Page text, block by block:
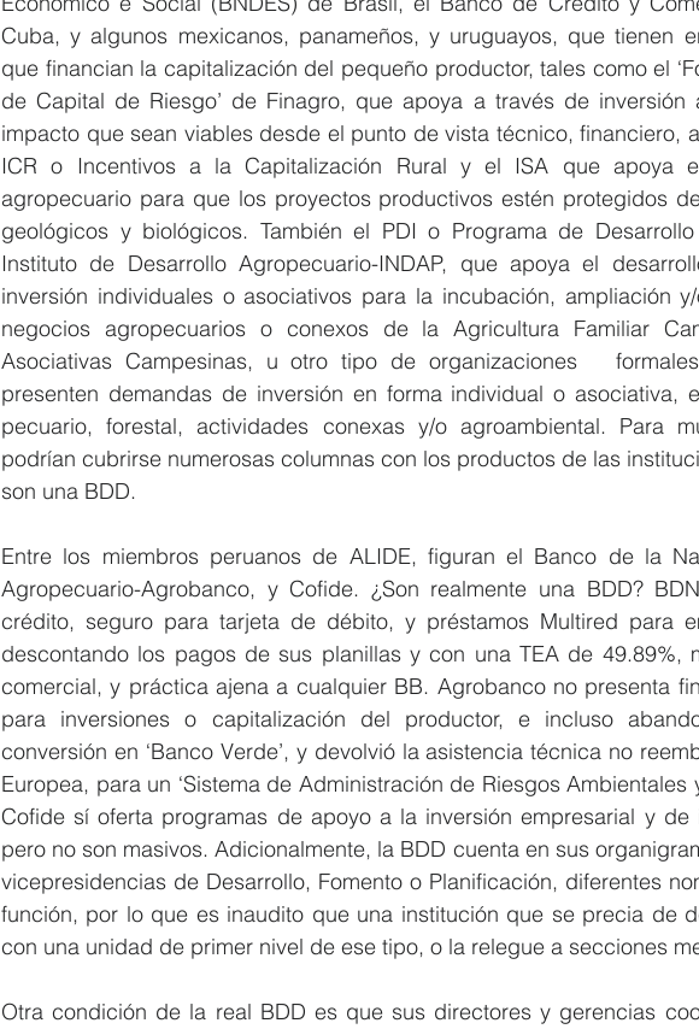
Cuba, y algunos mexicanos, panameños, y uruguayos, que tienen
que financian la capitalización del pequeño productor, tales como el
de Capital de Riesgo’ de Finagro, que apoya a través de
impacto que sean viables desde el punto de vista técnico, financiero,
ICR o Incentivos a la Capitalización Rural y el ISA que apoya
agropecuario para que los proyectos productivos estén protegidos
geológicos y biológicos. También el PDI o Programa de
Instituto de Desarrollo Agropecuario-INDAP, que apoya el
inversión individuales o asociativos para la incubación, ampliación
negocios agropecuarios o conexos de la Agricultura Familiar
Asociativas Campesinas, u otro tipo de organizaciones
presenten demandas de inversión en forma individual o asociativa,
pecuario, forestal, actividades conexas y/o agroambiental. Para
podrían cubrirse numerosas columnas con los productos de las
son una BDD.
Entre los miembros peruanos de ALIDE, figuran el Banco de la
Agropecuario-Agrobanco, y Cofide. ¿Son realmente una BDD?
crédito, seguro para tarjeta de débito, y préstamos Multired para
descontando los pagos de sus planillas y con una TEA de 49.89%,
comercial, y práctica ajena a cualquier BB. Agrobanco no presenta
para inversiones o capitalización del productor, e incluso
conversión en ‘Banco Verde’, y devolvió la asistencia técnica no
Europea, para un ‘Sistema de Administración de Riesgos Ambientales
Cofide sí oferta programas de apoyo a la inversión empresarial y de
pero no son masivos. Adicionalmente, la BDD cuenta en sus
vicepresidencias de Desarrollo, Fomento o Planificación, diferentes
función, por lo que es inaudito que una institución que se precia de
con una unidad de primer nivel de ese tipo, o la relegue a secciones
Otra condición de la real BDD es que sus directores y gerencias